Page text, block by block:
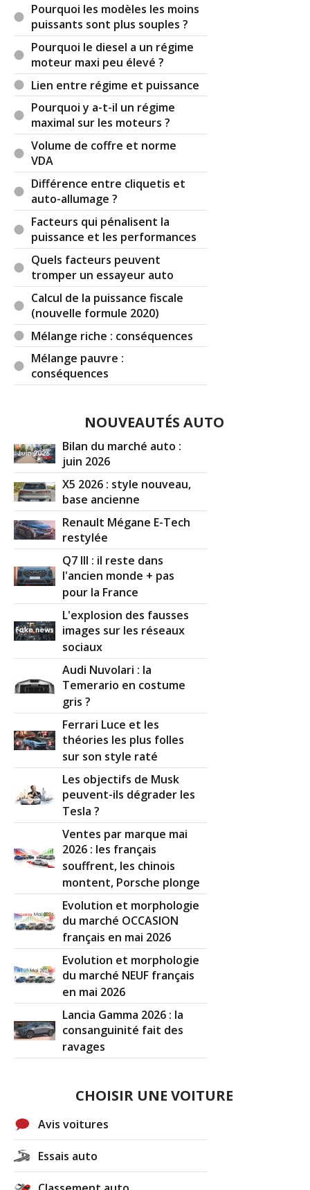
Pourquoi les modèles les moins
puissants sont plus souples ?
Pourquoi le diesel a un régime
moteur maxi peu élevé ?
Lien entre régime et puissance
Pourquoi y a-t-il un régime
maximal sur les moteurs ?
Volume de coffre et norme
VDA
Différence entre cliquetis et
auto-allumage ?
Facteurs qui pénalisent la
puissance et les performances
Quels facteurs peuvent
tromper un essayeur auto
Calcul de la puissance fiscale
(nouvelle formule 2020)
Mélange riche : conséquences
Mélange pauvre :
conséquences
NOUVEAUTÉS AUTO
Bilan du marché auto :
juin 2026
X5 2026 : style nouveau,
base ancienne
Renault Mégane E-Tech
restylée
Q7 III : il reste dans
l'ancien monde + pas
pour la France
L'explosion des fausses
images sur les réseaux
sociaux
Audi Nuvolari : la
Temerario en costume
gris ?
Ferrari Luce et les
théories les plus folles
sur son style raté
Les objectifs de Musk
peuvent-ils dégrader les
Tesla ?
Ventes par marque mai
2026 : les français
souffrent, les chinois
montent, Porsche plonge
Evolution et morphologie
du marché OCCASION
français en mai 2026
Evolution et morphologie
du marché NEUF français
en mai 2026
Lancia Gamma 2026 : la
consanguinité fait des
ravages
CHOISIR UNE VOITURE
Avis voitures
Essais auto